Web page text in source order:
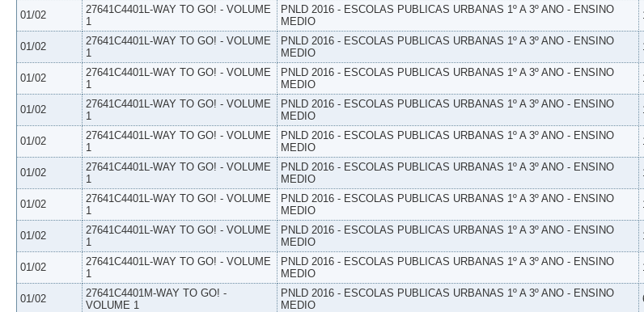
01/02
27641C4401L-WAY TO GO! - VOLUME
1
PNLD 2016 - ESCOLAS PUBLICAS URBANAS 1º A 3º ANO - ENSINO
MEDIO
01/02
27641C4401L-WAY TO GO! - VOLUME
1
PNLD 2016 - ESCOLAS PUBLICAS URBANAS 1º A 3º ANO - ENSINO
MEDIO
01/02
27641C4401L-WAY TO GO! - VOLUME
1
PNLD 2016 - ESCOLAS PUBLICAS URBANAS 1º A 3º ANO - ENSINO
MEDIO
01/02
27641C4401L-WAY TO GO! - VOLUME
1
PNLD 2016 - ESCOLAS PUBLICAS URBANAS 1º A 3º ANO - ENSINO
MEDIO
01/02
27641C4401L-WAY TO GO! - VOLUME
1
PNLD 2016 - ESCOLAS PUBLICAS URBANAS 1º A 3º ANO - ENSINO
MEDIO
01/02
27641C4401L-WAY TO GO! - VOLUME
1
PNLD 2016 - ESCOLAS PUBLICAS URBANAS 1º A 3º ANO - ENSINO
MEDIO
01/02
27641C4401L-WAY TO GO! - VOLUME
1
PNLD 2016 - ESCOLAS PUBLICAS URBANAS 1º A 3º ANO - ENSINO
MEDIO
01/02
27641C4401L-WAY TO GO! - VOLUME
1
PNLD 2016 - ESCOLAS PUBLICAS URBANAS 1º A 3º ANO - ENSINO
MEDIO
01/02
27641C4401L-WAY TO GO! - VOLUME
1
PNLD 2016 - ESCOLAS PUBLICAS URBANAS 1º A 3º ANO - ENSINO
MEDIO
01/02
27641C4401M-WAY TO GO! -
VOLUME 1
PNLD 2016 - ESCOLAS PUBLICAS URBANAS 1º A 3º ANO - ENSINO
MEDIO